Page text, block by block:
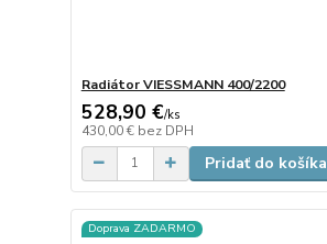
Radiátor VIESSMANN 400/2200
528,90 €/ks
430,00 € bez DPH
Pridať do košíka
Doprava ZADARMO